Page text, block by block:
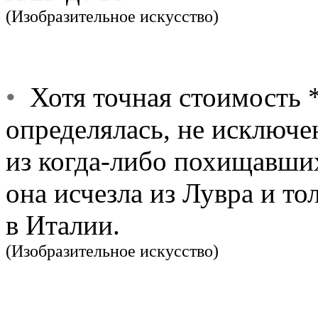
(Изобразительное искусство)
• Хотя точная
определялась, не
из когда-либо
она исчезла из Лувра и
в Италии.
(Изобразительное искусство)